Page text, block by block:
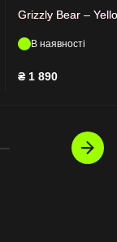
Grizzly Bear –
В наявності
₴ 1 890